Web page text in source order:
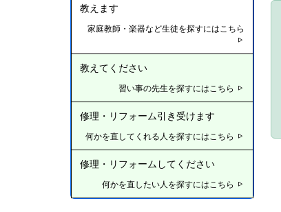
教えます
家庭教師・楽器など生徒を探すにはこちら
教えてください
習い事の先生を探すにはこちら
修理・リフォーム引き受けます
何かを直してくれる人を探すにはこちら
修理・リフォームしてください
何かを直したい人を探すにはこちら